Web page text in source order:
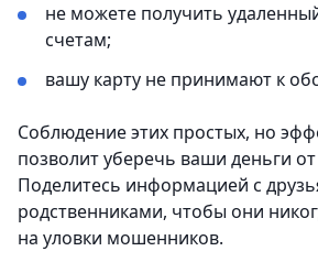
не можете получить
счетам;
вашу карту не принимают к
Соблюдение этих простых, но
позволит уберечь ваши деньги
Поделитесь информацией с
родственниками, чтобы они
на уловки мошенников.